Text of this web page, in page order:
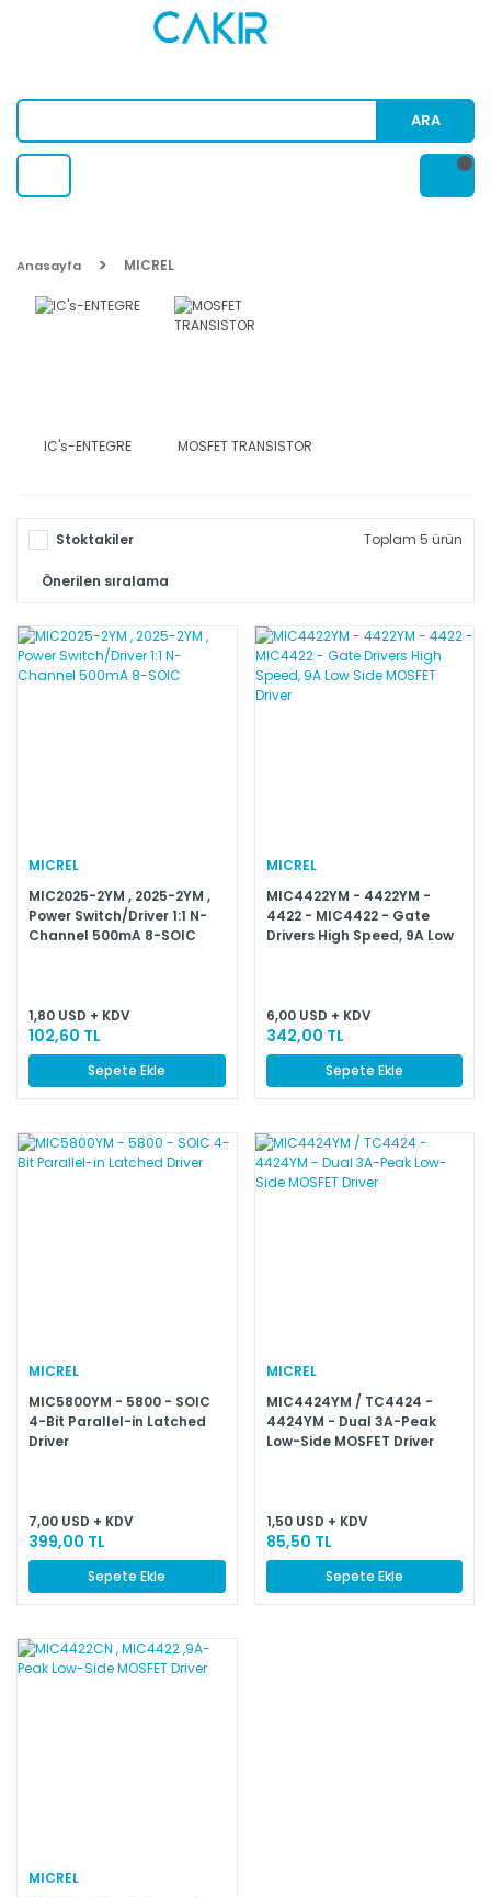
ARA
Anasayfa MICREL
IC's-ENTEGRE MOSFET TRANSISTOR
Stoktakiler Toplam 5 ürün
MICREL
MIC2025-2YM , 2025-2YM ,
Power Switch/Driver 1:1 N-
Channel 500mA 8-SOIC
1,80 USD + KDV
102,60 TL
Sepete Ekle
MICREL
MIC4422YM - 4422YM -
4422 - MIC4422 - Gate
Drivers High Speed, 9A Low
6,00 USD + KDV
342,00 TL
Sepete Ekle
MICREL
MIC5800YM - 5800 - SOIC
4-Bit Parallel-in Latched
Driver
7,00 USD + KDV
399,00 TL
Sepete Ekle
MICREL
MIC4424YM / TC4424 -
4424YM - Dual 3A-Peak
Low-Side MOSFET Driver
1,50 USD + KDV
85,50 TL
Sepete Ekle
MICREL